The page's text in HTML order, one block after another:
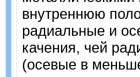
внутреннюю
радиальные и
качения, чей
(осевые в